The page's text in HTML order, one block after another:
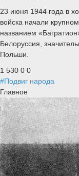
23 июня 1944 года в
войска начали
названием
Белоруссия,
Польши.
1 530 0 0
#Подвиг народа
Главное